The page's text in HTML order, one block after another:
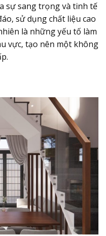
sự sang trọng và tinh tế
sử dụng chất liệu cao
là những yếu tố làm
vực, tạo nên một không